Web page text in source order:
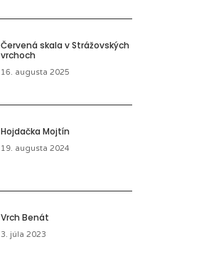
Červená skala v Strážovských
vrchoch
16. augusta 2025
Hojdačka Mojtín
19. augusta 2024
Vrch Benát
3. júla 2023